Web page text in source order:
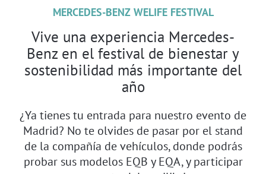
MERCEDES-BENZ WELIFE FESTIVAL
Vive una experiencia Mercedes-
Benz en el festival de bienestar y
sostenibilidad más importante del
año
¿Ya tienes tu entrada para nuestro evento de
Madrid? No te olvides de pasar por el stand
de la compañía de vehículos, donde podrás
probar sus modelos EQB y EQA, y participar